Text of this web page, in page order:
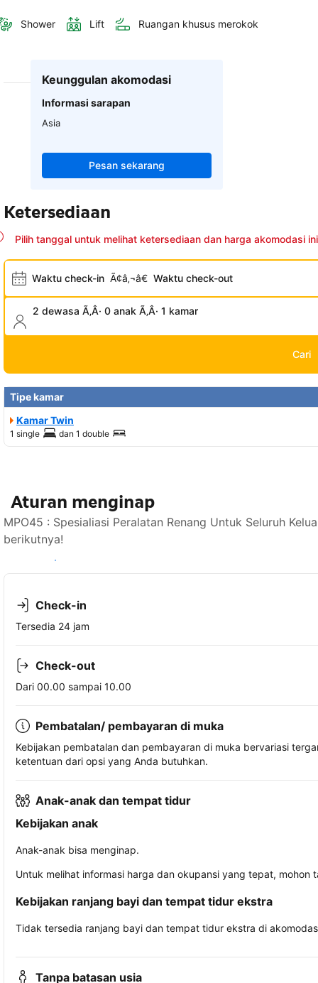
Shower Lift Ruangan khusus merokok
Keunggulan akomodasi
Informasi sarapan
Asia
Pesan sekarang
Ketersediaan
Pilih tanggal untuk melihat ketersediaan dan harga akomodasi ini
Waktu check-in Ã¢â‚¬â€ Waktu check-out
2 dewasa Ã‚Â· 0 anak Ã‚Â· 1 kamar
Cari
Tipe kamar
Kamar Twin
1 single dan 1 double
Aturan menginap
MPO45 : Spesialiasi Peralatan Renang Untuk Seluruh
berikutnya!
Lihat ketersediaan
Check-in
Tersedia 24 jam
Check-out
Dari 00.00 sampai 10.00
Pembatalan/ pembayaran di muka
Kebijakan pembatalan dan pembayaran di muka bervariasi
ketentuan dari opsi yang Anda butuhkan.
Anak-anak dan tempat tidur
Kebijakan anak
Anak-anak bisa menginap.
Untuk melihat informasi harga dan okupansi yang tepat,
Kebijakan ranjang bayi dan tempat tidur ekstra
Tidak tersedia ranjang bayi dan tempat tidur ekstra di
Tanpa batasan usia